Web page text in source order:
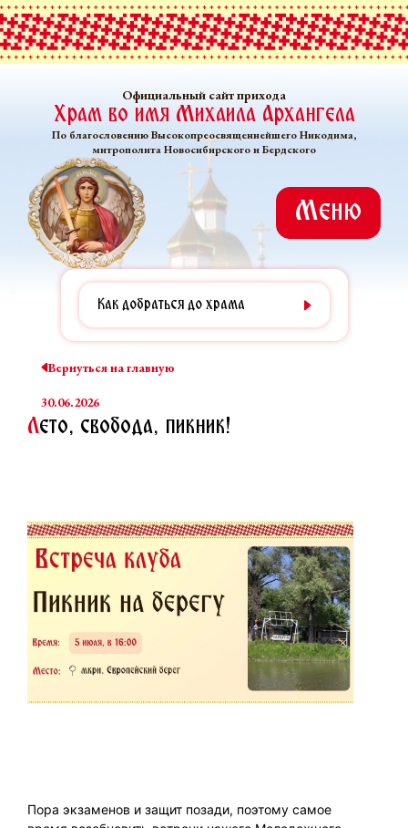
Официальный сайт прихода
Храм во имя Михаила Архангела
По благословению Высокопреосвященнейшего Никодима,
митрополита Новосибирского и Бердского
Меню
Как добраться до храма
Вернуться на главную
30.06.2026
Лето, свобода, пикник!
Пора экзаменов и защит позади, поэтому самое